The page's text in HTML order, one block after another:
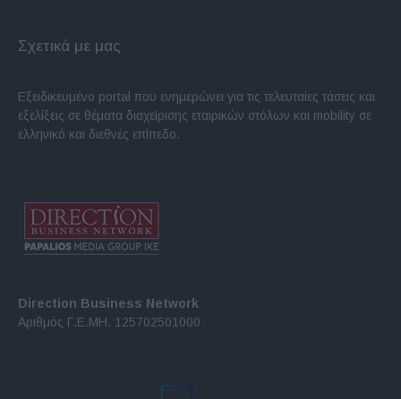
Σχετικά με μας
Εξειδικευμένο portal που ενημερώνει για τις τελευταίες τάσεις και
εξελίξεις σε θέματα διαχείρισης εταιρικών στόλων και mobility σε
ελληνικό και διεθνές επίπεδο.
Direction Business Network
Αριθμός Γ.Ε.ΜΗ. 125702501000